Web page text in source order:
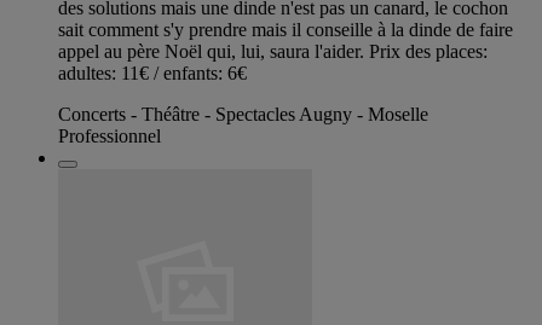
des solutions mais une dinde n'est pas un canard, le cochon
sait comment s'y prendre mais il conseille à la dinde de faire
appel au père Noël qui, lui, saura l'aider. Prix des places:
adultes: 11€ / enfants: 6€
Concerts - Théâtre - Spectacles Augny - Moselle
Professionnel